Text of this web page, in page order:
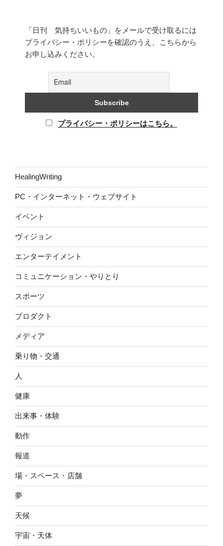
「日刊 気持ちいいもの」をメールで受け取るには
プライバシー・ポリシーを確認のうえ、こちらから
お申し込みください。
プライバシー・ポリシーはこちら。
HealingWriting
PC・インターネット・ウェブサイト
イベント
ヴィジョン
エンターテイメント
コミュニケーション・やりとり
スポーツ
プロダクト
メディア
乗り物・交通
人
健康
出来事・体験
動作
報道
場・スペース・店舗
夢
天候
宇宙・天体